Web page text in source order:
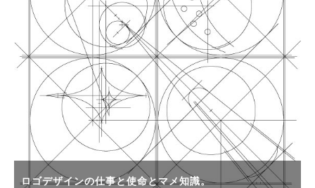
ロゴデザインの仕事と使命とマメ知識。